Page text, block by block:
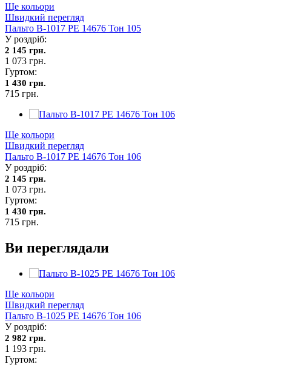
Ще кольори
Швидкий перегляд
Пальто В-1017 PE 14676 Тон 105
У роздріб:
2 145 грн.
1 073 грн.
Гуртом:
1 430 грн.
715 грн.
Ще кольори
Швидкий перегляд
Пальто В-1017 PE 14676 Тон 106
У роздріб:
2 145 грн.
1 073 грн.
Гуртом:
1 430 грн.
715 грн.
Ви переглядали
Ще кольори
Швидкий перегляд
Пальто В-1025 PE 14676 Тон 106
У роздріб:
2 982 грн.
1 193 грн.
Гуртом: